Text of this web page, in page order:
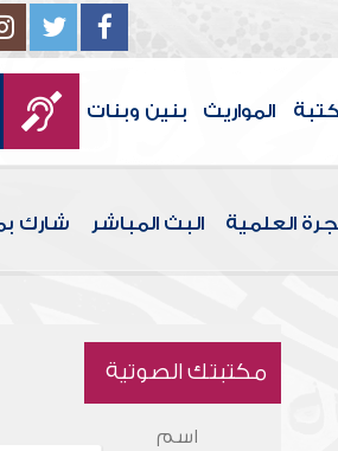
المواريث بنين وبنات
العلمية البث المباشر شارك
مكتبتك الصوتية
اسم